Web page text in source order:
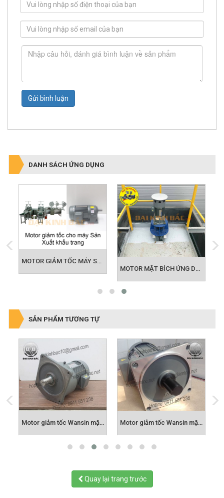
Gửi bình luận
DANH SÁCH ỨNG DỤNG
MOTOR GIẢM TỐC MÁY SẢN XUẤT KHẨU TRANG
SẢN PHẨM TƯƠNG TỰ
Motor giảm tốc Wansin mặt bích 2.2kw Motor giảm tốc Wansin mặt bích 3.7kw
Quay lại trang trước